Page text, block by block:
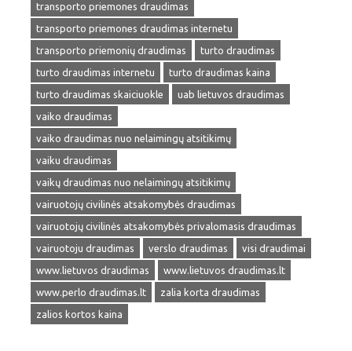
transporto priemones draudimas
transporto priemones draudimas internetu
transporto priemonių draudimas
turto draudimas
turto draudimas internetu
turto draudimas kaina
turto draudimas skaiciuokle
uab lietuvos draudimas
vaiko draudimas
vaiko draudimas nuo nelaimingų atsitikimų
vaiku draudimas
vaikų draudimas nuo nelaimingų atsitikimų
vairuotojų civilinės atsakomybės draudimas
vairuotojų civilinės atsakomybės privalomasis draudimas
vairuotoju draudimas
verslo draudimas
visi draudimai
www.lietuvos draudimas
www.lietuvos draudimas.lt
www.perlo draudimas.lt
zalia korta draudimas
zalios kortos kaina